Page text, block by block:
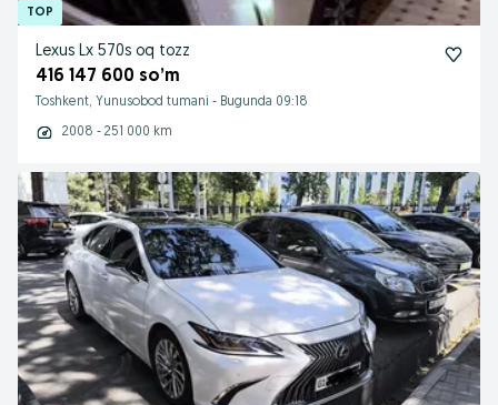
Lexus Lx 570s oq tozz
416 147 600 so’m
Toshkent, Yunusobod tumani - Bugunda 09:18
2008 - 251 000 km